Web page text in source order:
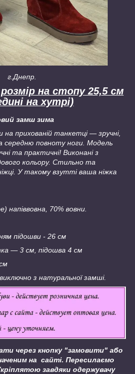
г.Днепр.
на стопу 25,5 см
на хутрі)
замш зима
на прихованій танкетці — зручні,
середню повноту ноги. Модель
та практичні! Виконані з
кольору. Стильно та
У такому взутті ваша ніжка
напіввовна, 70% вовни.
підошви - 26 см
— 3 см, підошва 4 см
з натуральної замші.
через кнопку "замовити" або
на сайті. Пересилаємо
завдяки одержувачу